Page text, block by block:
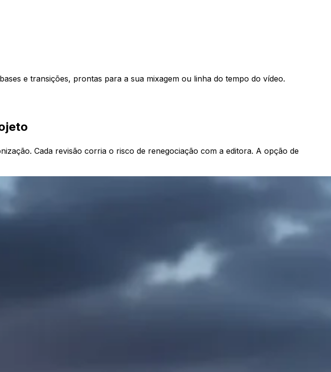
e transições, prontas para a sua mixagem ou linha do tempo do vídeo.
Cada revisão corria o risco de renegociação com a editora. A opção de